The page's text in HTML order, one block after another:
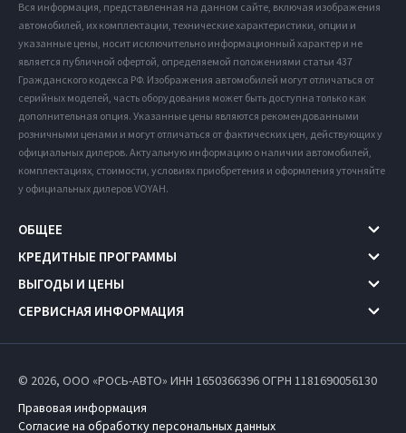
Вся информация, представленная на данном сайте, включая изображения
автомобилей, их комплектации, технические характеристики, опции и
указанные цены, носит исключительно информационный характер и не
является публичной офертой, определяемой положениями статьи 437
Гражданского кодекса РФ. Изображения автомобилей могут отличаться от
серийных моделей, часть оборудования может быть доступна только как
дополнительная опция. Указанные цены являются рекомендованными
розничными ценами и могут отличаться от фактических цен, действующих у
официальных дилеров. Актуальную информацию о наличии автомобилей,
комплектациях, стоимости, условиях приобретения и оформления уточняйте
у официальных дилеров VOYAH.
ОБЩЕЕ
КРЕДИТНЫЕ ПРОГРАММЫ
ВЫГОДЫ И ЦЕНЫ
СЕРВИСНАЯ ИНФОРМАЦИЯ
© 2026, ООО «РОСЬ-АВТО» ИНН 1650366396ОГРН 1181690056130
Правовая информация
Согласие на обработку персональных данных